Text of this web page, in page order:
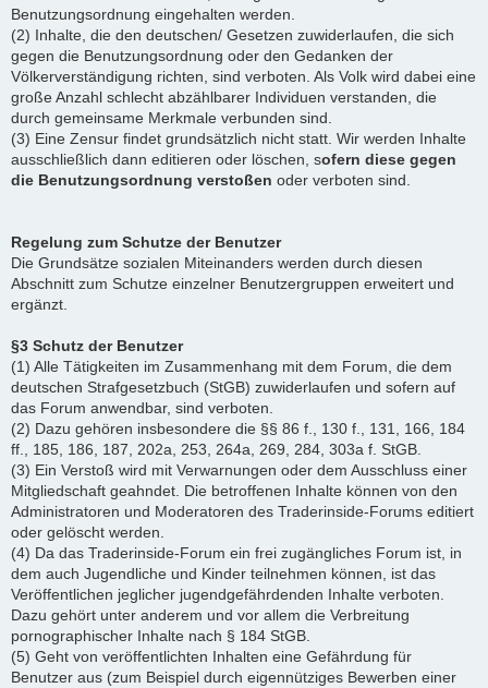
Benutzungsordnung eingehalten werden.
(2) Inhalte, die den deutschen/ Gesetzen zuwiderlaufen, die sich
gegen die Benutzungsordnung oder den Gedanken der
Völkerverständigung richten, sind verboten. Als Volk wird dabei eine
große Anzahl schlecht abzählbarer Individuen verstanden, die
durch gemeinsame Merkmale verbunden sind.
(3) Eine Zensur findet grundsätzlich nicht statt. Wir werden Inhalte
ausschließlich dann editieren oder löschen, sofern diese gegen
die Benutzungsordnung verstoßen oder verboten sind.
Regelung zum Schutze der Benutzer
Die Grundsätze sozialen Miteinanders werden durch diesen
Abschnitt zum Schutze einzelner Benutzergruppen erweitert und
ergänzt.
§3 Schutz der Benutzer
(1) Alle Tätigkeiten im Zusammenhang mit dem Forum, die dem
deutschen Strafgesetzbuch (StGB) zuwiderlaufen und sofern auf
das Forum anwendbar, sind verboten.
(2) Dazu gehören insbesondere die §§ 86 f., 130 f., 131, 166, 184
ff., 185, 186, 187, 202a, 253, 264a, 269, 284, 303a f. StGB.
(3) Ein Verstoß wird mit Verwarnungen oder dem Ausschluss einer
Mitgliedschaft geahndet. Die betroffenen Inhalte können von den
Administratoren und Moderatoren des Traderinside-Forums editiert
oder gelöscht werden.
(4) Da das Traderinside-Forum ein frei zugängliches Forum ist, in
dem auch Jugendliche und Kinder teilnehmen können, ist das
Veröffentlichen jeglicher jugendgefährdenden Inhalte verboten.
Dazu gehört unter anderem und vor allem die Verbreitung
pornographischer Inhalte nach § 184 StGB.
(5) Geht von veröffentlichten Inhalten eine Gefährdung für
Benutzer aus (zum Beispiel durch eigennütziges Bewerben einer